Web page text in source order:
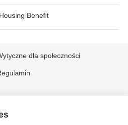
Benefit
dla społeczności